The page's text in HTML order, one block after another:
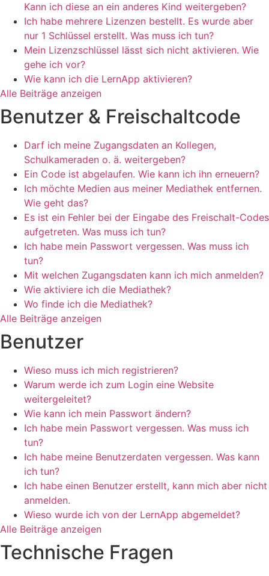
Kann ich diese an ein anderes Kind weitergeben?
Ich habe mehrere Lizenzen bestellt. Es wurde aber
nur 1 Schlüssel erstellt. Was muss ich tun?
Mein Lizenzschlüssel lässt sich nicht aktivieren. Wie
gehe ich vor?
Wie kann ich die LernApp aktivieren?
Alle Beiträge anzeigen
Benutzer & Freischaltcode
Darf ich meine Zugangsdaten an Kollegen,
Schulkameraden o. ä. weitergeben?
Ein Code ist abgelaufen. Wie kann ich ihn erneuern?
Ich möchte Medien aus meiner Mediathek entfernen.
Wie geht das?
Es ist ein Fehler bei der Eingabe des Freischalt-Codes
aufgetreten. Was muss ich tun?
Ich habe mein Passwort vergessen. Was muss ich
tun?
Mit welchen Zugangsdaten kann ich mich anmelden?
Wie aktiviere ich die Mediathek?
Wo finde ich die Mediathek?
Alle Beiträge anzeigen
Benutzer
Wieso muss ich mich registrieren?
Warum werde ich zum Login eine Website
weitergeleitet?
Wie kann ich mein Passwort ändern?
Ich habe mein Passwort vergessen. Was muss ich
tun?
Ich habe meine Benutzerdaten vergessen. Was kann
ich tun?
Ich habe einen Benutzer erstellt, kann mich aber nicht
anmelden.
Wieso wurde ich von der LernApp abgemeldet?
Alle Beiträge anzeigen
Technische Fragen